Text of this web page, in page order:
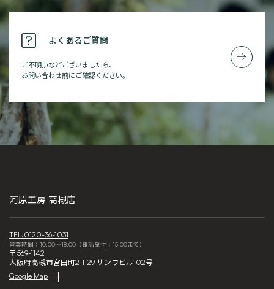
よくあるご質問
ご不明点などございましたら、
お問い合わせ前にご確認ください。
河原工房 高槻店
TEL:0120-36-1031
営業時間：10:00～18:00（電話受付：15:00まで）
〒569-1142
大阪府高槻市宮田町2-1-29 サンワビル102号
Google Map